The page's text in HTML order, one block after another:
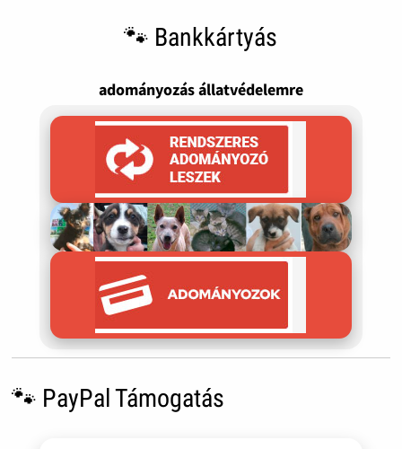
🐾 Bankkártyás
adományozás állatvédelemre
🐾 PayPal Támogatás